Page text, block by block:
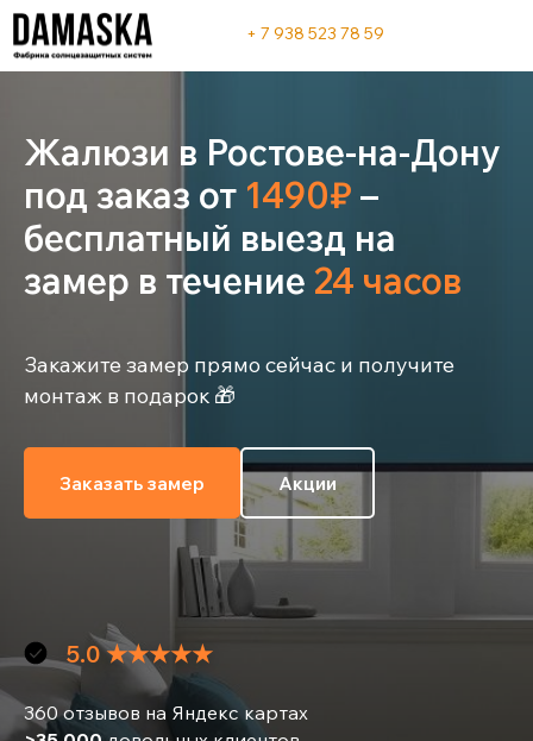
+ 7 938 523 78 59
Жалюзи в Ростове-на-Дону
под заказ от 1490₽ –
бесплатный выезд на
замер в течение 24 часов
Закажите замер прямо сейчас и получите
монтаж в подарок 🎁
Заказать замер Акции
5.0 ★★★★★
360 отзывов на Яндекс картах